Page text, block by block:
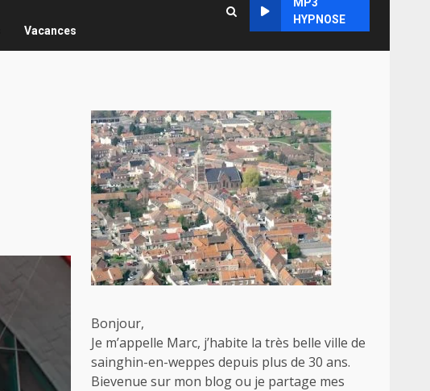
Vacances
HYPNOSE
Bonjour,
Je m’appelle Marc, j’habite la très belle ville de
sainghin-en-weppes depuis plus de 30 ans.
Bievenue sur mon blog ou je partage mes